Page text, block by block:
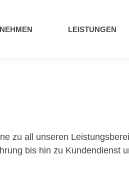
LEISTUNGEN
zu all unseren
bis hin zu Kundendienst